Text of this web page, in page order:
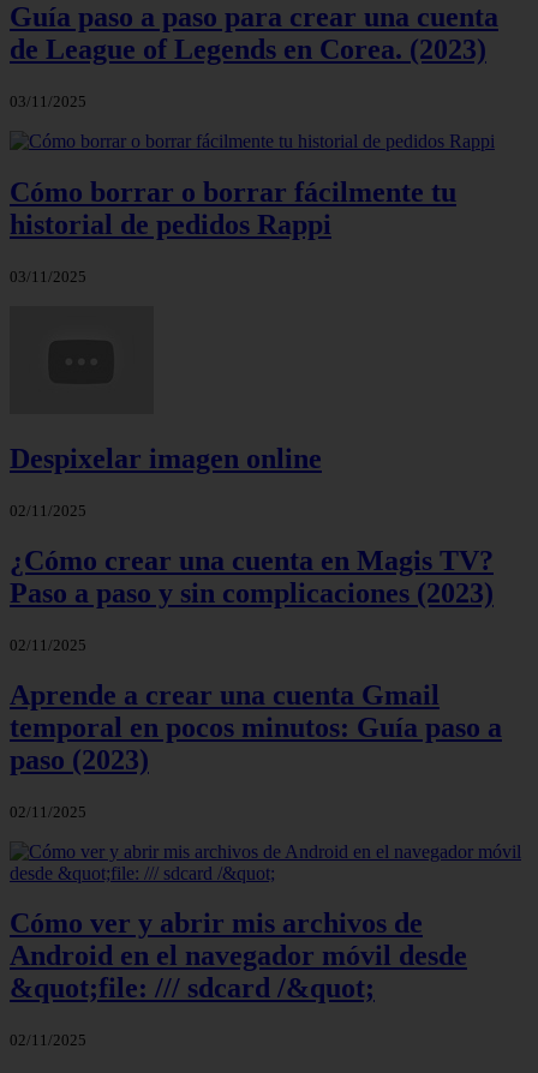
Guía paso a paso para crear una cuenta
de League of Legends en Corea. (2023)
03/11/2025
Cómo borrar o borrar fácilmente tu
historial de pedidos Rappi
03/11/2025
Despixelar imagen online
02/11/2025
¿Cómo crear una cuenta en Magis TV?
Paso a paso y sin complicaciones (2023)
02/11/2025
Aprende a crear una cuenta Gmail
temporal en pocos minutos: Guía paso a
paso (2023)
02/11/2025
Cómo ver y abrir mis archivos de
Android en el navegador móvil desde
&quot;file: /// sdcard /&quot;
02/11/2025